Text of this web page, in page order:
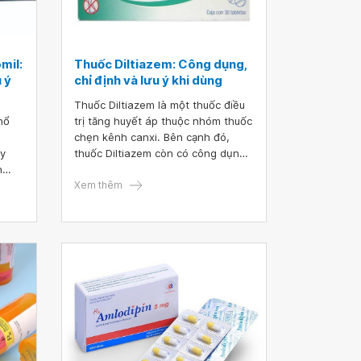
ý
Thuốc Diltiazem: Công dụng,
chỉ định và lưu ý khi dùng
Thuốc Diltiazem là một thuốc điều
trị tăng huyết áp thuộc nhóm thuốc
chẹn kênh canxi. Bên cạnh đó,
thuốc Diltiazem còn có công dụng
và hiện tượng Raynaud. Cơ chế
chứng đau nửa đầu bằng cách làm
giãn các mạch máu cho phép máu
lưu thông dễ dàng hơn đến các bộ
phận khác nhau của cơ thể.
Xem thêm